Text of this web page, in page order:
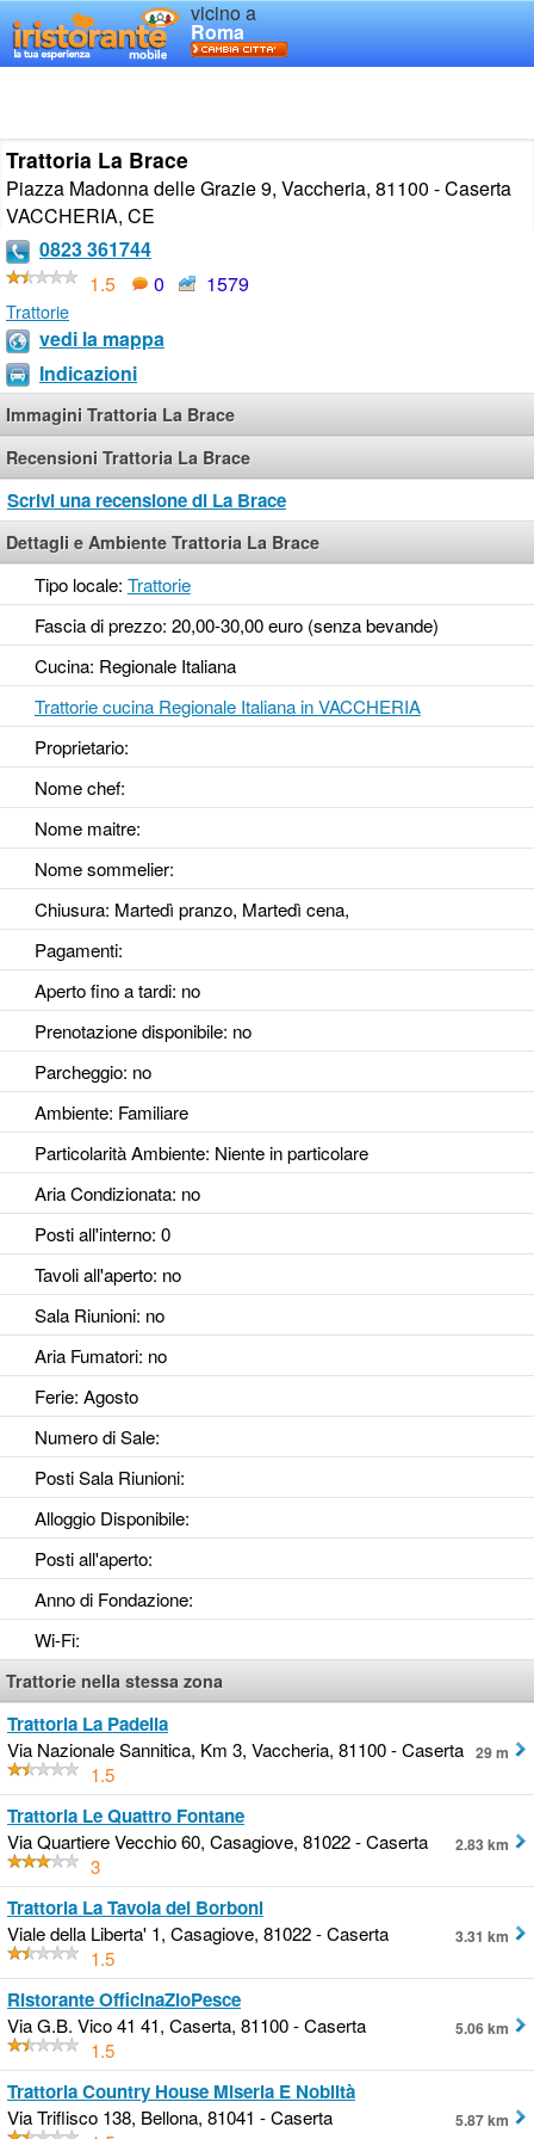
vicino a
Roma
Trattoria La Brace
Piazza Madonna delle Grazie 9, Vaccheria, 81100 - Caserta
VACCHERIA, CE
0823 361744
1.5
0 1579
Trattorie
vedi la mappa
Indicazioni
Immagini Trattoria La Brace
Recensioni Trattoria La Brace
Scrivi una recensione di La Brace
Dettagli e Ambiente Trattoria La Brace
Tipo locale: Trattorie
Fascia di prezzo: 20,00-30,00 euro (senza bevande)
Cucina: Regionale Italiana
Trattorie cucina Regionale Italiana in VACCHERIA
Proprietario:
Nome chef:
Nome maitre:
Nome sommelier:
Chiusura: Martedì pranzo, Martedì cena,
Pagamenti:
Aperto fino a tardi: no
Prenotazione disponibile: no
Parcheggio: no
Ambiente: Familiare
Particolarità Ambiente: Niente in particolare
Aria Condizionata: no
Posti all'interno: 0
Tavoli all'aperto: no
Sala Riunioni: no
Aria Fumatori: no
Ferie: Agosto
Numero di Sale:
Posti Sala Riunioni:
Alloggio Disponibile:
Posti all'aperto:
Anno di Fondazione:
Wi-Fi:
Trattorie nella stessa zona
Trattoria La Padella
Via Nazionale Sannitica, Km 3, Vaccheria, 81100 - Caserta
1.5
29 m
Trattoria Le Quattro Fontane
Via Quartiere Vecchio 60, Casagiove, 81022 - Caserta
3
2.83 km
Trattoria La Tavola dei Borboni
Viale della Liberta' 1, Casagiove, 81022 - Caserta
1.5
3.31 km
Ristorante OfficinaZioPesce
Via G.B. Vico 41 41, Caserta, 81100 - Caserta
1.5
5.06 km
Trattoria Country House Miseria E Nobiltà
Via Triflisco 138, Bellona, 81041 - Caserta
5.87 km